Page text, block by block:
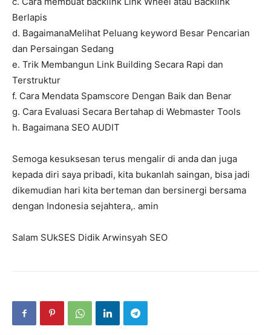
Berlapis
d. BagaimanaMelihat Peluang keyword Besar Pencarian
dan Persaingan Sedang
e. Trik Membangun Link Building Secara Rapi dan
Terstruktur
f. Cara Mendata Spamscore Dengan Baik dan Benar
g. Cara Evaluasi Secara Bertahap di Webmaster Tools
h. Bagaimana SEO AUDIT
Semoga kesuksesan terus mengalir di anda dan juga
kepada diri saya pribadi, kita bukanlah saingan, bisa jadi
dikemudian hari kita berteman dan bersinergi bersama
dengan Indonesia sejahtera,. amin
Salam SUkSES Didik Arwinsyah SEO